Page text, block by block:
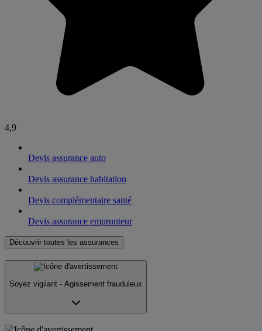
4,9
Devis assurance auto
Devis assurance habitation
Devis complémentaire santé
Devis assurance emprunteur
Découvrir toutes les assurances
Soyez vigilant - Agissement frauduleux